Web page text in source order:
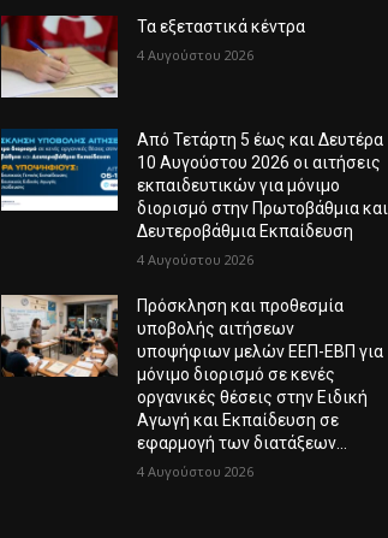
Τα εξεταστικά κέντρα
4 Αυγούστου 2026
Από Τετάρτη 5 έως και Δευτέρα
10 Αυγούστου 2026 οι αιτήσεις
εκπαιδευτικών για μόνιμο
διορισμό στην Πρωτοβάθμια και
Δευτεροβάθμια Εκπαίδευση
4 Αυγούστου 2026
Πρόσκληση και προθεσμία
υποβολής αιτήσεων
υποψήφιων μελών ΕΕΠ-ΕΒΠ για
μόνιμο διορισμό σε κενές
οργανικές θέσεις στην Ειδική
Αγωγή και Εκπαίδευση σε
εφαρμογή των διατάξεων...
4 Αυγούστου 2026